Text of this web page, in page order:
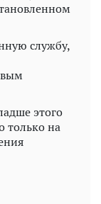
службу,
этого
только на